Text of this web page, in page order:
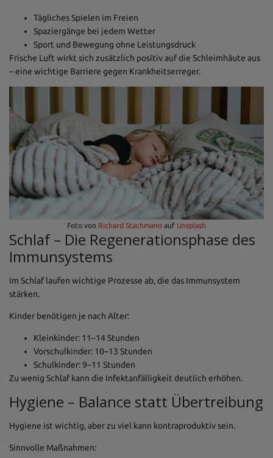
Tägliches Spielen im Freien
Spaziergänge bei jedem Wetter
Sport und Bewegung ohne Leistungsdruck
Frische Luft wirkt sich zusätzlich positiv auf die Schleimhäute aus
– eine wichtige Barriere gegen Krankheitserreger.
Foto von Richard Stachmann auf Unsplash
Schlaf – Die Regenerationsphase des
Immunsystems
Im Schlaf laufen wichtige Prozesse ab, die das Immunsystem
stärken.
Kinder benötigen je nach Alter:
Kleinkinder: 11–14 Stunden
Vorschulkinder: 10–13 Stunden
Schulkinder: 9–11 Stunden
Zu wenig Schlaf kann die Infektanfälligkeit deutlich erhöhen.
Hygiene – Balance statt Übertreibung
Hygiene ist wichtig, aber zu viel kann kontraproduktiv sein.
Sinnvolle Maßnahmen: